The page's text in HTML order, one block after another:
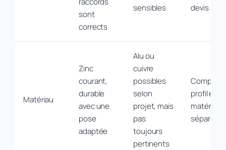
sont
corrects
sensibles
devis
Matériau
Zinc
courant,
durable
avec une
pose
adaptée
Alu ou
cuivre
possibles
selon
projet, mais
pas
toujours
pertinents
profil et le
matériau